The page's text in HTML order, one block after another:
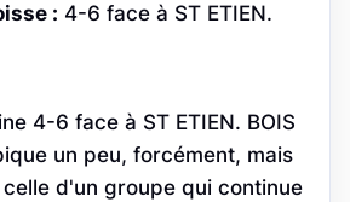
: 4-6 face à ST ETIEN.
4-6 face à ST ETIEN. BOIS
un peu, forcément, mais
d'un groupe qui continue